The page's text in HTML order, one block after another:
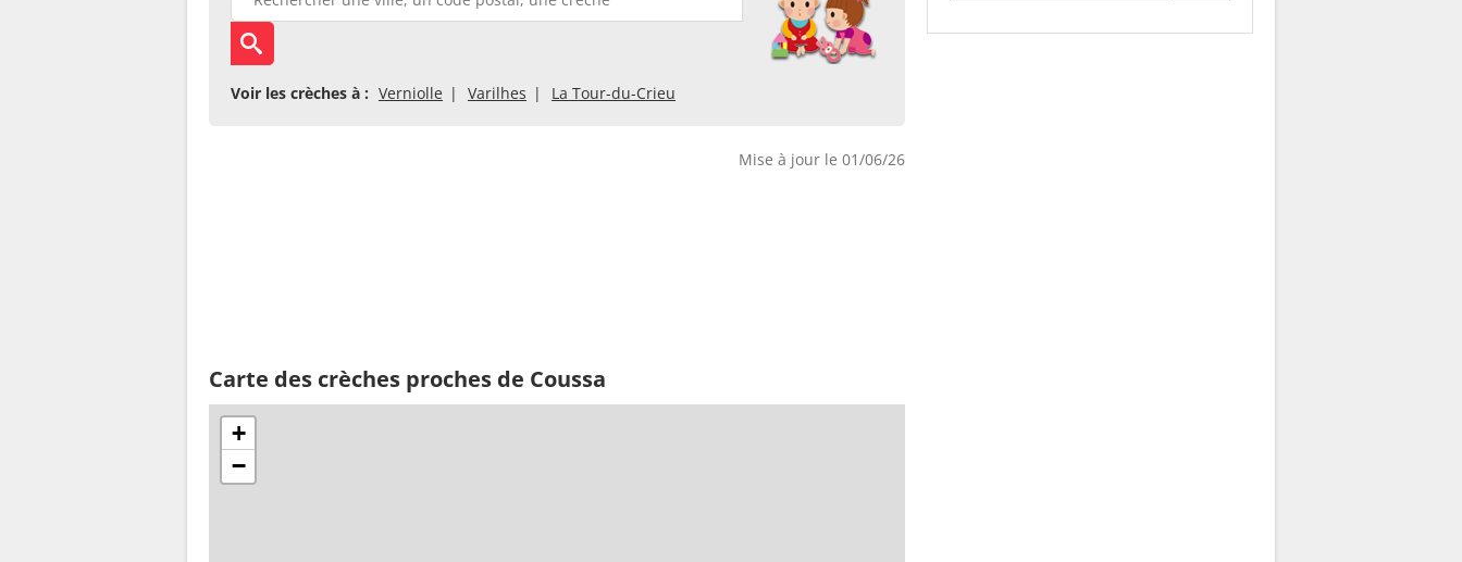
Voir les crèches à : Verniolle Varilhes La Tour-du-Crieu
Mise à jour le 01/06/26
Carte des crèches proches de Coussa
+
−